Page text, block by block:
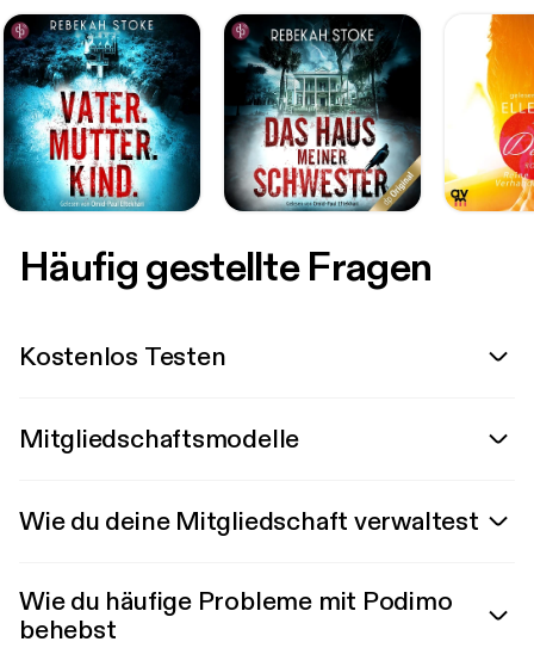
Häufig gestellte Fragen
Kostenlos Testen
Mitgliedschaftsmodelle
Wie du deine Mitgliedschaft verwaltest
Wie du häufige Probleme mit Podimo
behebst